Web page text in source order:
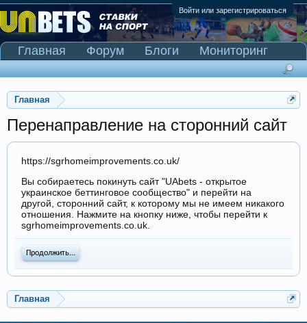
Войти или зарегистрироваться
Главная
Перенаправление на сторонний сайт
https://sgrhomeimprovements.co.uk/
Вы собираетесь покинуть сайт "UAbets - открытое
украинское беттинговое сообщество" и перейти на
другой, сторонний сайт, к которому мы не имеем никакого
отношения. Нажмите на кнопку ниже, чтобы перейти к
sgrhomeimprovements.co.uk.
Продолжить...
Главная
Главная Форум Блоги
Мониторинг
Сканер Pinnacle